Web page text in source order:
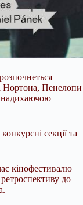
Нортона, Пенелопи
надихаючою
секції та
кінофестивалю
до